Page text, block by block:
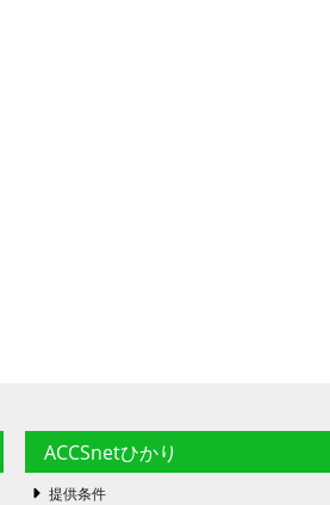
ACCSnetひかり
提供条件